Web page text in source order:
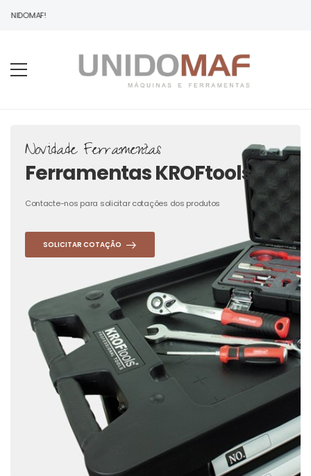
Novidade Ferramentas
Ferramentas KROFtools
Contacte-nos para solicitar cotações dos produtos
SOLICITAR COTAÇÃO